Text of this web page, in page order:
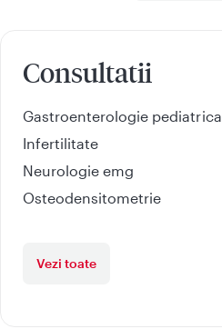
Consultatii
Gastroenterologie pediatrica
Infertilitate
Neurologie emg
Osteodensitometrie
Vezi toate